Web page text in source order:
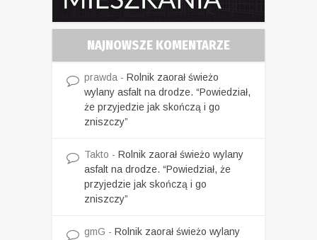
NAJNOWSZE KOMENTARZE
prawda - Rolnik zaorał świeżo
wylany asfalt na drodze. “Powiedział,
że przyjedzie jak skończą i go
zniszczy”
Takto - Rolnik zaorał świeżo wylany
asfalt na drodze. “Powiedział, że
przyjedzie jak skończą i go
zniszczy”
gmG - Rolnik zaorał świeżo wylany